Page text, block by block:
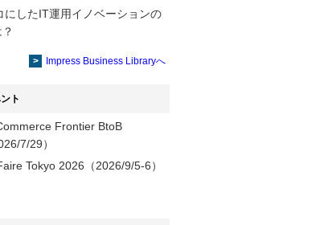
AIを中心に物理世界を見ること
のか【第26回】
レクト損保、コンタクトセンタ
増加に備え案内用AIエージェン
にしたIT運用イノベーションの
Impress Business Libraryへ
ト
Frontier BtoB
7/29）
Tokyo 2026（2026/9/5-6）